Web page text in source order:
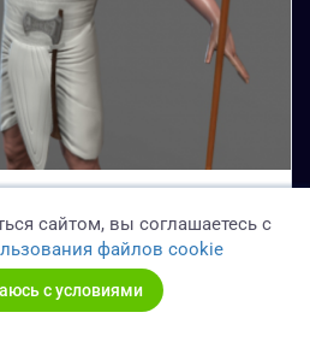
125 0
сайтом, вы соглашаетесь с
файлов cookie
с условиями